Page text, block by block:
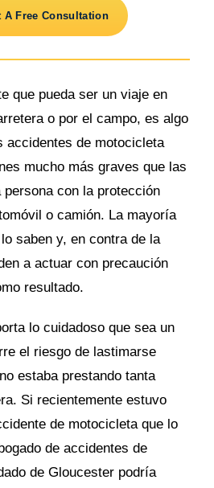
A Free Consultation
que pueda ser un viaje en
o por el campo, es algo
accidentes de motocicleta
mucho más graves que las
con la protección
o camión. La mayoría
saben y, en contra de la
a actuar con precaución
resultado.
lo cuidadoso que sea un
el riesgo de lastimarse
estaba prestando tanta
Si recientemente estuvo
de motocicleta que lo
de accidentes de
de Gloucester podría